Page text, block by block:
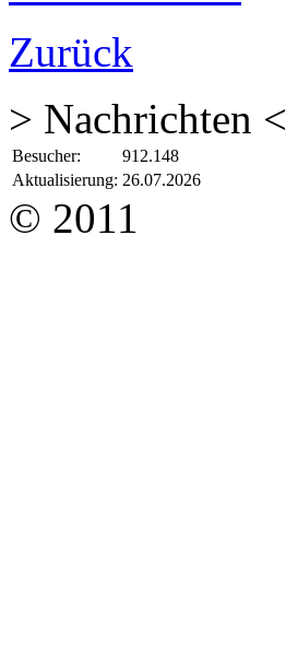
Zurück
> Nachrichten <
Besucher:
912.148
Aktualisierung: 26.07.2026
© 2011